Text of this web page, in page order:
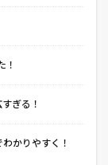
！
ぎる！
かりやすく！